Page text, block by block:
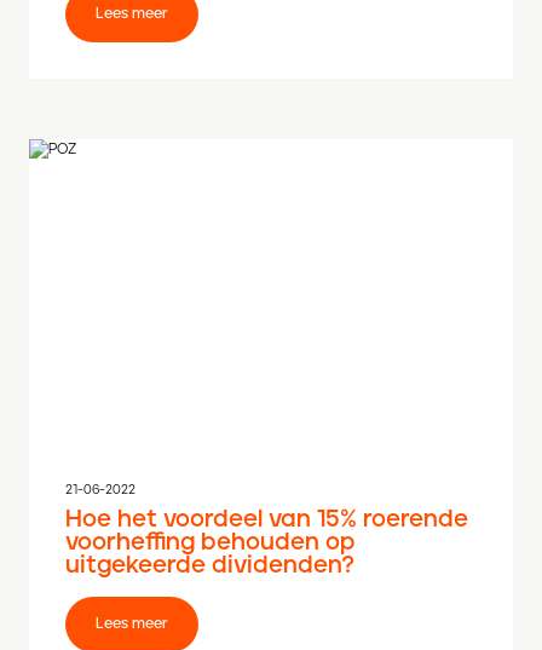
Lees meer
21-06-2022
Hoe het voordeel van 15% roerende
voorheffing behouden op
uitgekeerde dividenden?
Lees meer